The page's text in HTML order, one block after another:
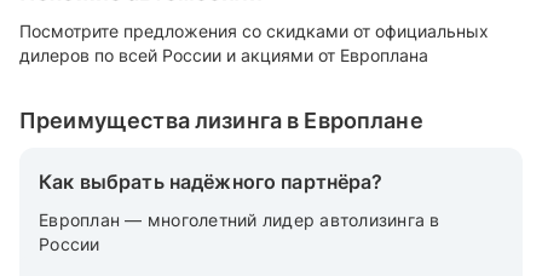
Посмотрите предложения со скидками от официальных
дилеров по всей России и акциями от Европлана
Преимущества лизинга в Европлане
Как выбрать надёжного партнёра?
Европлан — многолетний лидер автолизинга в
России